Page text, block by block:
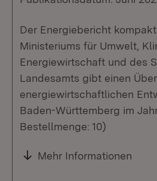
Der Energiebericht
Ministeriums für Umwelt,
Energiewirtschaft und des
Landesamts gibt einen
energiewirtschaftlichen
Baden-Württemberg im
Bestellmenge: 10)
Mehr Informationen